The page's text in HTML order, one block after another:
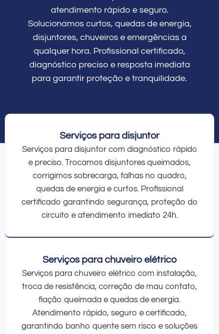
atendimento rápido e seguro.
Solucionamos curtos, quedas de energia,
disjuntores, chuveiros e emergências a
qualquer hora. Profissional certificado,
diagnóstico preciso e resposta imediata
para garantir proteção e tranquilidade.
Serviços para disjuntor
Serviços para disjuntor com diagnóstico rápido
e preciso. Trocamos disjuntores queimados,
corrigimos sobrecarga, falhas no quadro,
quedas de energia e curtos. Profissional
certificado garantindo segurança, proteção do
circuito e atendimento imediato 24h.
Serviços para chuveiro elétrico
Serviços para chuveiro elétrico com instalação,
troca de resistência, correção de mau contato,
fiação queimada e quedas de energia.
Atendimento rápido, seguro e certificado,
garantindo banho quente sem risco e soluções